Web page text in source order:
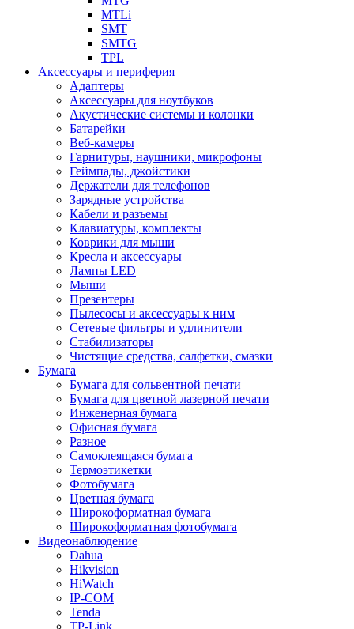
MTLi
SMT
SMTG
TPL
Аксессуары и периферия
Адаптеры
Аксессуары для ноутбуков
Акустические системы и колонки
Батарейки
Веб-камеры
Гарнитуры, наушники, микрофоны
Геймпады, джойстики
Держатели для телефонов
Зарядные устройства
Кабели и разъемы
Клавиатуры, комплекты
Коврики для мыши
Кресла и аксессуары
Лампы LED
Мыши
Презентеры
Пылесосы и аксессуары к ним
Сетевые фильтры и удлинители
Стабилизаторы
Чистящие средства, салфетки, смазки
Бумага
Бумага для сольвентной печати
Бумага для цветной лазерной печати
Инженерная бумага
Офисная бумага
Разное
Самоклеящаяся бумага
Термоэтикетки
Фотобумага
Цветная бумага
Широкоформатная бумага
Широкоформатная фотобумага
Видеонаблюдение
Dahua
Hikvision
HiWatch
IP-COM
Tenda
TP-Link